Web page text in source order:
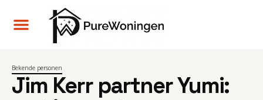
Bekende personen
Jim Kerr partner Yumi: